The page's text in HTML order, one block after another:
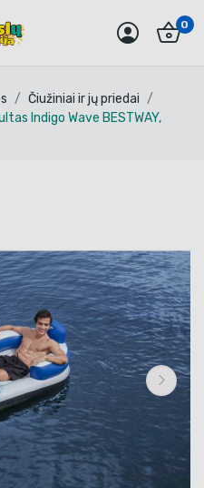
0
Čiužiniai ir jų priedai
Indigo Wave BESTWAY,